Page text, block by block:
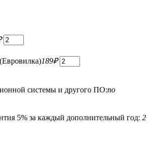
189₽
системы и другого ПО:по
5% за каждый дополнительный год: 2